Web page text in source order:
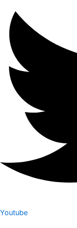
Youtube